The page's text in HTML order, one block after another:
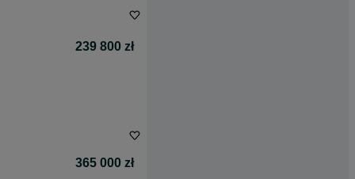
239 800 zł
365 000 zł